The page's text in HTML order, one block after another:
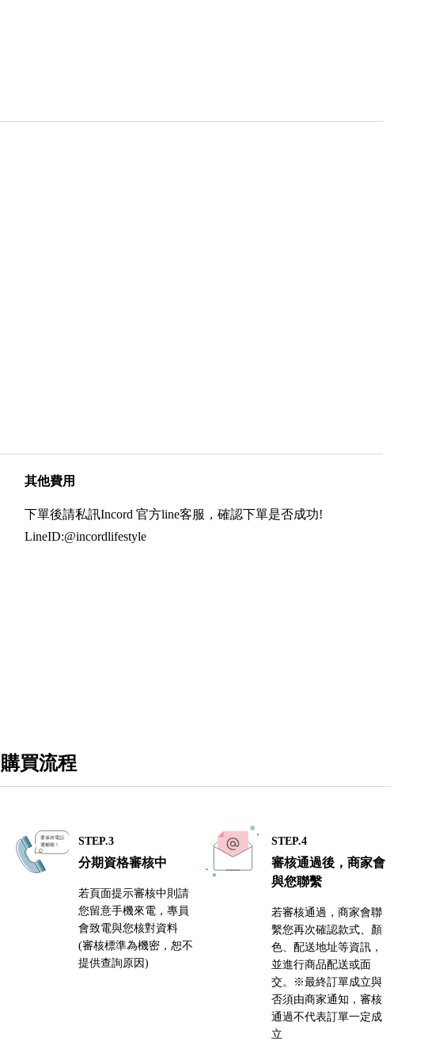
其他費用
下單後請私訊Incord 官方line客服，確認下單是否成功!
LineID:@incordlifestyle
購買流程
STEP.3
分期資格審核中
若頁面提示審核中則請
您留意手機來電，專員
會致電與您核對資料
(審核標準為機密，恕不
提供查詢原因)
STEP.4
審核通過後，商家會
與您聯繫
若審核通過，商家會聯
繫您再次確認款式、顏
色、配送地址等資訊，
並進行商品配送或面
交。※最終訂單成立與
否須由商家通知，審核
通過不代表訂單一定成
立